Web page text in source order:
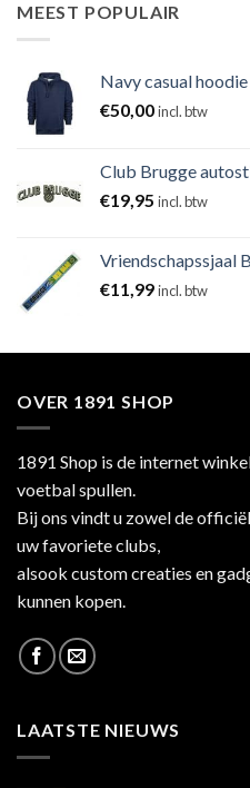
MEEST POPULAIR
Navy casual
€50,00incl. btw
Club Brugge
€19,95 incl. btw
Vriendschapssjaal
€11,99incl. btw
OVER 1891 SHOP
1891 Shop is de internet
voetbal spullen.
Bij ons vindt u zowel de
uw favoriete clubs,
alsook custom creaties en
kunnen kopen.
LAATSTE NIEUWS